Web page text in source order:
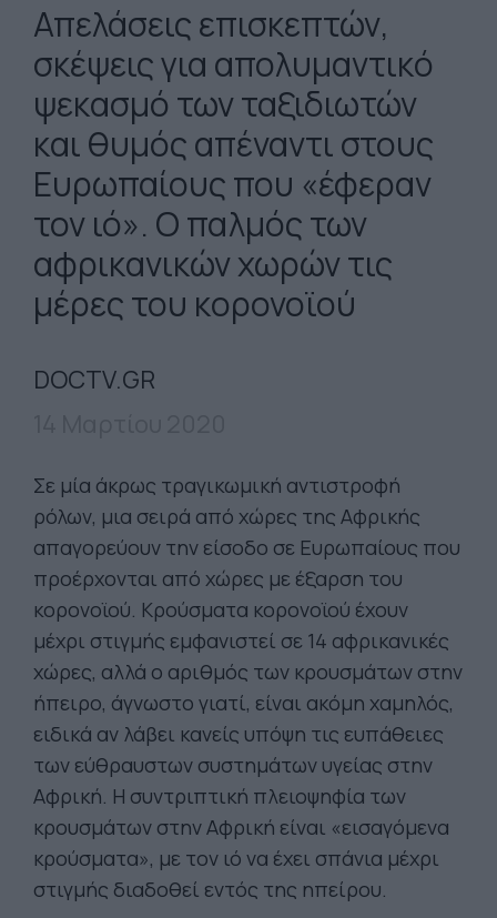
Απελάσεις επισκεπτών,
σκέψεις για απολυμαντικό
ψεκασμό των ταξιδιωτών
και θυμός απέναντι στους
Ευρωπαίους που «έφεραν
τον ιό». Ο παλμός των
αφρικανικών χωρών τις
μέρες του κορονοϊού
DOCTV.GR
Σε μία άκρως τραγικωμική αντιστροφή
ρόλων, μια σειρά από χώρες της Αφρικής
απαγορεύουν την είσοδο σε Ευρωπαίους που
προέρχονται από χώρες με έξαρση του
κορονοϊού. Κρούσματα κορονοϊού έχουν
μέχρι στιγμής εμφανιστεί σε 14 αφρικανικές
χώρες, αλλά ο αριθμός των κρουσμάτων στην
ήπειρο, άγνωστο γιατί, είναι ακόμη χαμηλός,
ειδικά αν λάβει κανείς υπόψη τις ευπάθειες
των εύθραυστων συστημάτων υγείας στην
Αφρική. Η συντριπτική πλειοψηφία των
κρουσμάτων στην Αφρική είναι «εισαγόμενα
κρούσματα», με τον ιό να έχει σπάνια μέχρι
στιγμής διαδοθεί εντός της ηπείρου.